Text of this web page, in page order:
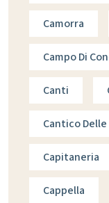
Camorra
Campo Di
Canti
Cantico
Capitaneria
Cappella